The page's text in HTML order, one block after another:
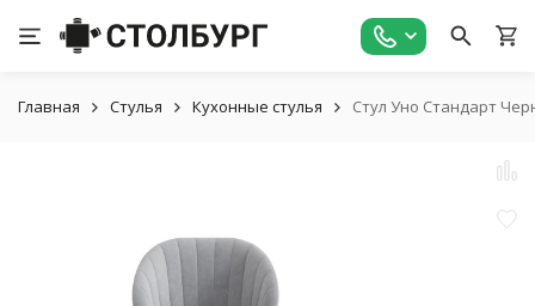
Главная Стулья Кухонные стулья Стул Уно Стандарт